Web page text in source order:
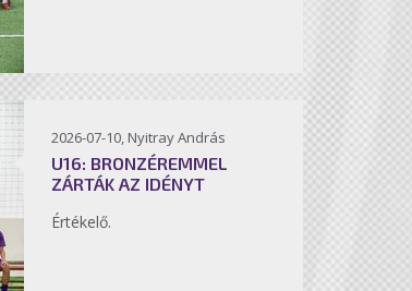
2026-07-10, Nyitray András
U16: BRONZÉREMMEL
ZÁRTÁK AZ IDÉNYT
Értékelő.